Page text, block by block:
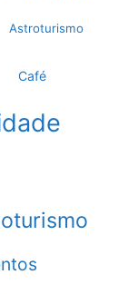
Astroturismo
Café